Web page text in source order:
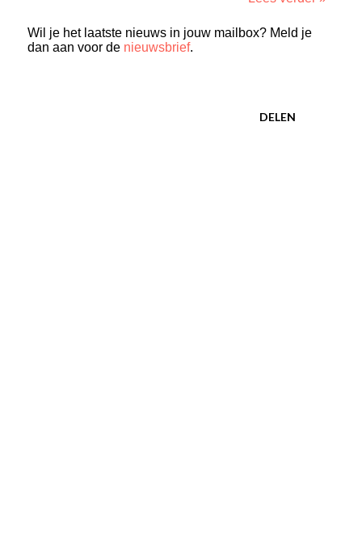
Wil je het laatste nieuws in jouw mailbox? Meld je
dan aan voor de nieuwsbrief.
DELEN